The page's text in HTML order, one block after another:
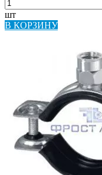
шт
В КОРЗИНУ